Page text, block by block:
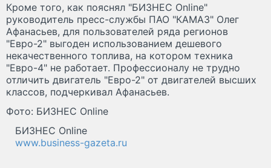
Кроме того, как пояснял "БИЗНЕС Online"
руководитель пресс-службы ПАО "КАМАЗ" Олег
Афанасьев, для пользователей ряда регионов
"Евро-2" выгоден использованием дешевого
некачественного топлива, на котором техника
"Евро-4" не работает. Профессионалу не трудно
отличить двигатель "Евро-2" от двигателей высших
классов, подчеркивал Афанасьев.
Фото: БИЗНЕС Online
БИЗНЕС Online
www.business-gazeta.ru